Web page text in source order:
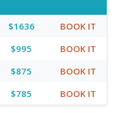
$1636
BOOK IT
$995
BOOK IT
$875
BOOK IT
$785 BOOK IT